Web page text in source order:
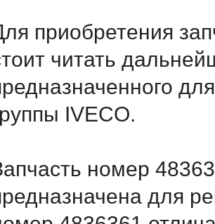
приобретения
читать
IVECO.
номер
для